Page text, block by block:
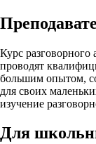
Курс
проводят
большим опытом,
для своих
изучение
Для